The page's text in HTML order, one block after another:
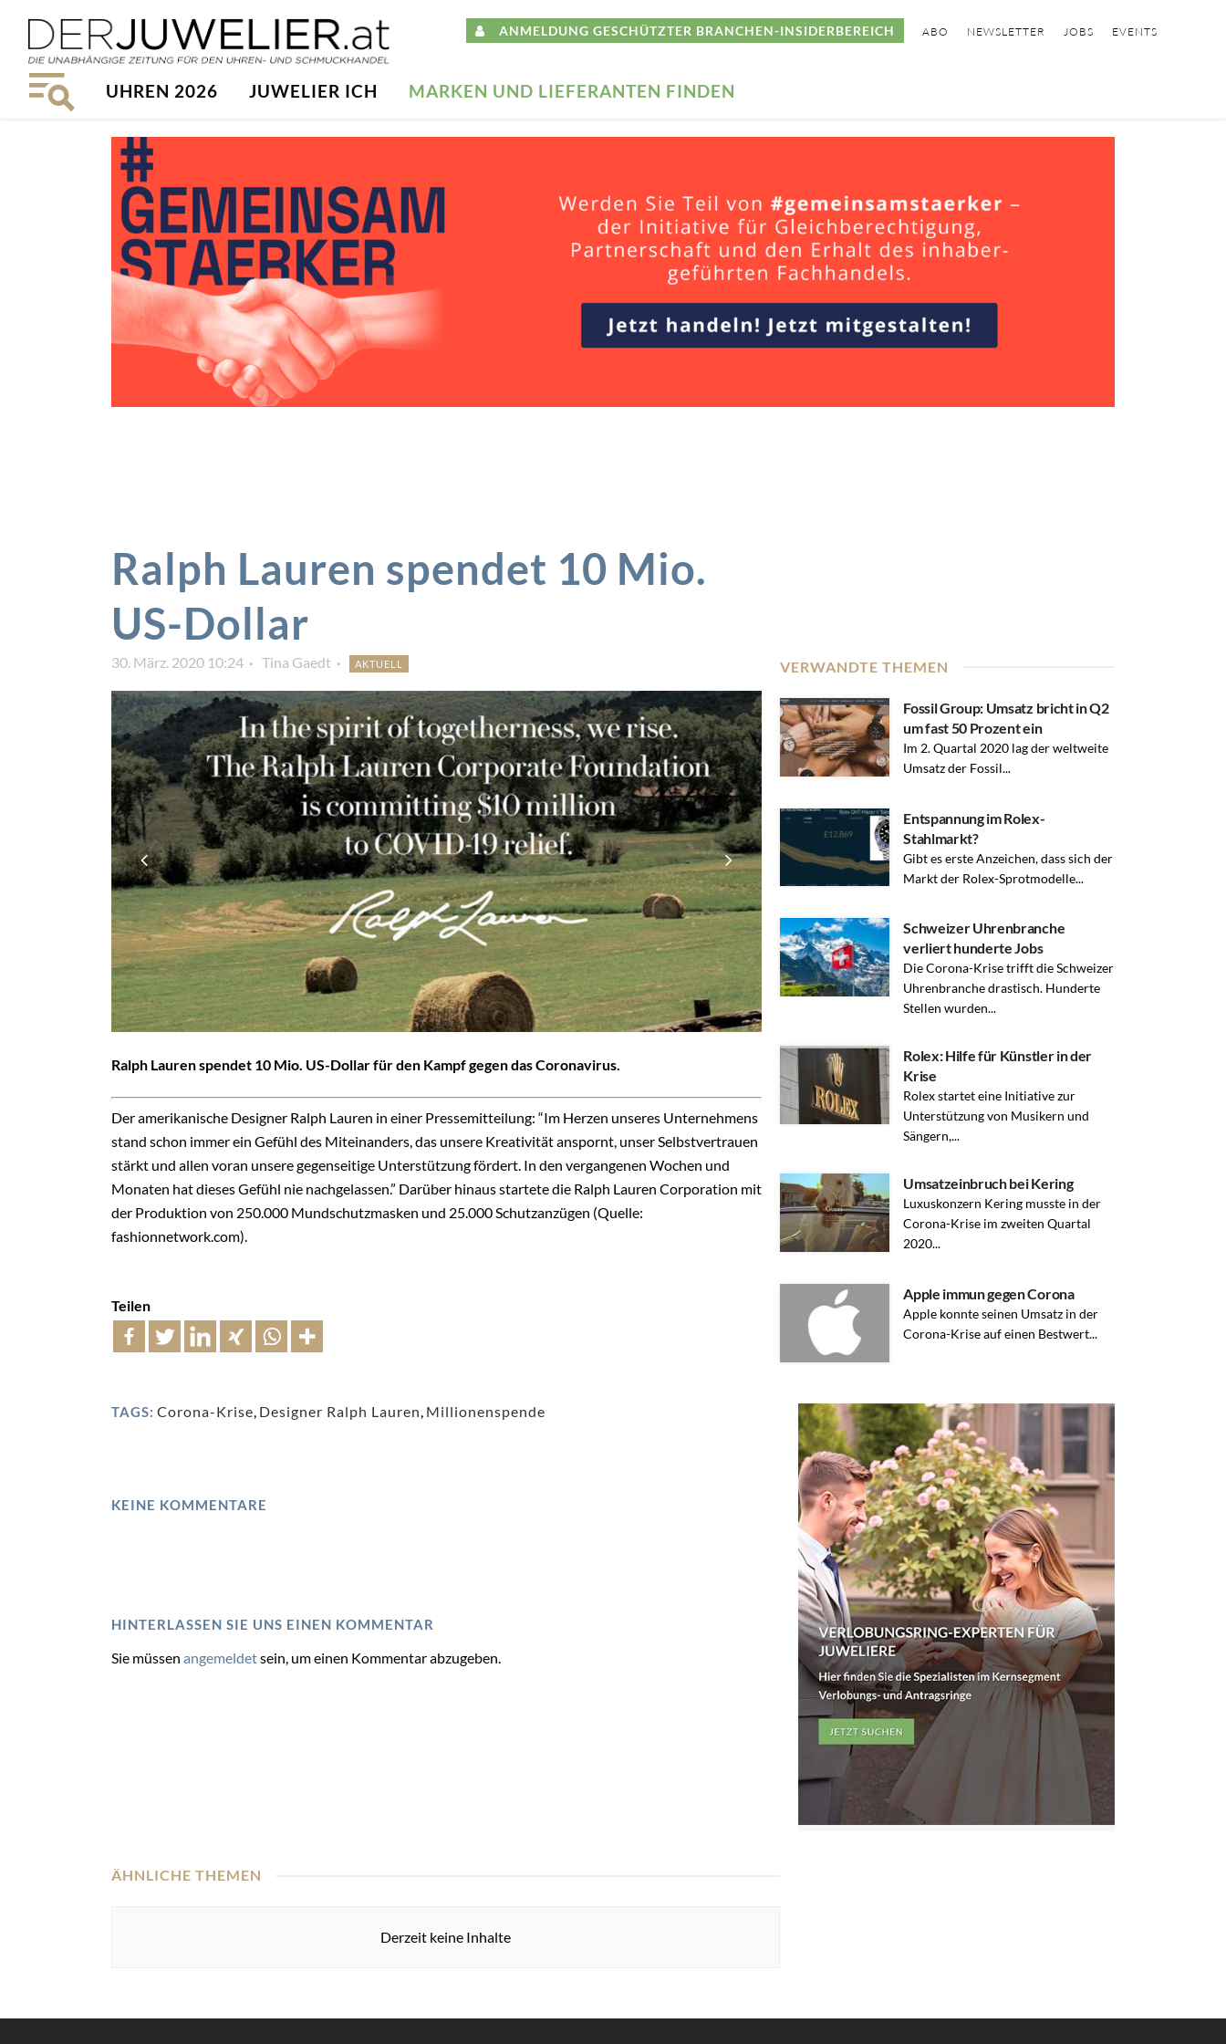
ANMELDUNG GESCHÜTZTER BRANCHEN-INSIDERBEREICH ABO NEWSLETTER JOBS EVENTS
UHREN 2026 JUWELIER ICH MARKEN UND LIEFERANTEN FINDEN
Ralph Lauren spendet 10 Mio.
US-Dollar
30. März. 2020 10:24 Tina Gaedt AKTUELL
Ralph Lauren spendet 10 Mio. US-Dollar für den Kampf gegen das Coronavirus.
Der amerikanische Designer Ralph Lauren in einer Pressemitteilung: “Im Herzen unseres Unternehmens
stand schon immer ein Gefühl des Miteinanders, das unsere Kreativität anspornt, unser Selbstvertrauen
stärkt und allen voran unsere gegenseitige Unterstützung fördert. In den vergangenen Wochen und
Monaten hat dieses Gefühl nie nachgelassen.” Darüber hinaus startete die Ralph Lauren Corporation mit
der Produktion von 250.000 Mundschutzmasken und 25.000 Schutzanzügen (Quelle:
fashionnetwork.com).
Teilen
TAGS: Corona-Krise, Designer Ralph Lauren, Millionenspende
KEINE KOMMENTARE
HINTERLASSEN SIE UNS EINEN KOMMENTAR
Sie müssen angemeldetsein, um einen Kommentar abzugeben.
VERWANDTE THEMEN
Fossil Group: Umsatz bricht in Q2
um fast 50 Prozent ein
Im 2. Quartal 2020 lag der weltweite
Umsatz der Fossil...
Entspannung im Rolex-
Stahlmarkt?
Gibt es erste Anzeichen, dass sich der
Markt der Rolex-Sprotmodelle...
Schweizer Uhrenbranche
verliert hunderte Jobs
Die Corona-Krise trifft die Schweizer
Uhrenbranche drastisch. Hunderte
Stellen wurden...
Rolex: Hilfe für Künstler in der
Krise
Rolex startet eine Initiative zur
Unterstützung von Musikern und
Sängern,...
Umsatzeinbruch bei Kering
Luxuskonzern Kering musste in der
Corona-Krise im zweiten Quartal
2020...
Apple immun gegen Corona
Apple konnte seinen Umsatz in der
Corona-Krise auf einen Bestwert...
ÄHNLICHE THEMEN
Derzeit keine Inhalte